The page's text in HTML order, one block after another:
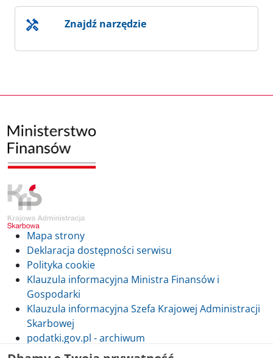
Znajdź narzędzie
Mapa strony
Deklaracja dostępności serwisu
Polityka cookie
Klauzula informacyjna Ministra Finansów i
Gospodarki
Klauzula informacyjna Szefa Krajowej Administracji
Skarbowej
podatki.gov.pl - archiwum